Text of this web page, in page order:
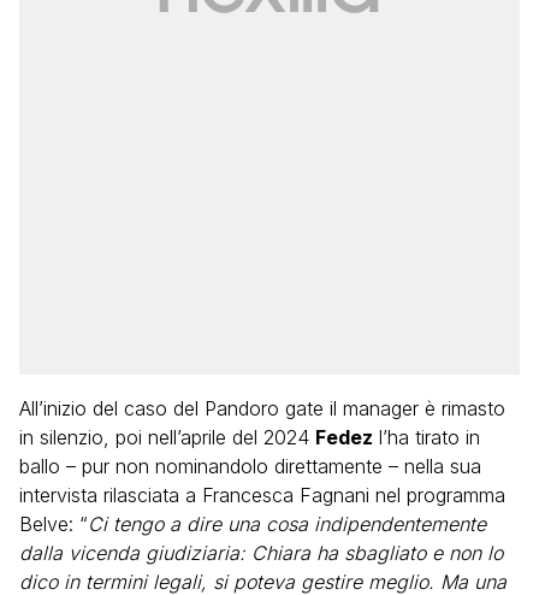
All’inizio del caso del Pandoro gate il manager è rimasto
in silenzio, poi nell’aprile del 2024 Fedez l’ha tirato in
ballo – pur non nominandolo direttamente – nella sua
intervista rilasciata a Francesca Fagnani nel programma
Belve: “Ci tengo a dire una cosa indipendentemente
dalla vicenda giudiziaria: Chiara ha sbagliato e non lo
dico in termini legali, si poteva gestire meglio. Ma una